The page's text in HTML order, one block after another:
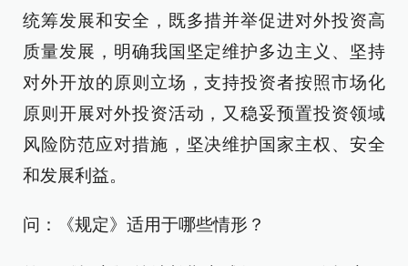
统筹发展和安全，既多措并举促进对外投资高
质量发展，明确我国坚定维护多边主义、坚持
对外开放的原则立场，支持投资者按照市场化
原则开展对外投资活动，又稳妥预置投资领域
风险防范应对措施，坚决维护国家主权、安全
和发展利益。
问：《规定》适用于哪些情形？